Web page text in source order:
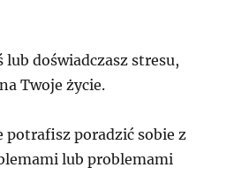
lub doświadczasz stresu,
Twoje życie.
potrafisz poradzić sobie z
lub problemami